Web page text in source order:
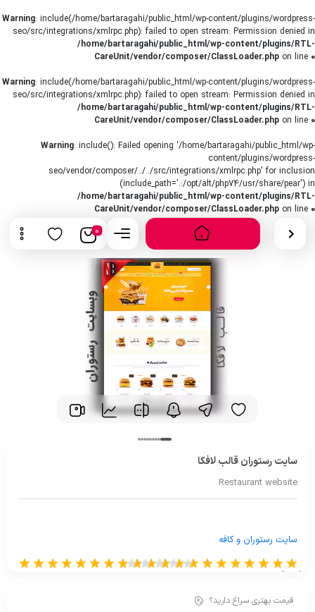
Warning: include(/home/bartaragahi/public_html/wp-content/plugins/wordpress-
seo/src/integrations/xmlrpc.php): failed to open stream: Permission denied in
/home/bartaragahi/public_html/wp-content/plugins/RTL-
CareUnit/vendor/composer/ClassLoader.php on line 0
Warning: include(/home/bartaragahi/public_html/wp-content/plugins/wordpress-
seo/src/integrations/xmlrpc.php): failed to open stream: Permission denied in
/home/bartaragahi/public_html/wp-content/plugins/RTL-
CareUnit/vendor/composer/ClassLoader.php on line 0
Warning: include(): Failed opening '/home/bartaragahi/public_html/wp-
content/plugins/wordpress-
seo/vendor/composer/../../src/integrations/xmlrpc.php' for inclusion
(include_path='.:/opt/alt/php74/usr/share/pear') in
/home/bartaragahi/public_html/wp-content/plugins/RTL-
CareUnit/vendor/composer/ClassLoader.php on line 0
0
سایت رستوران قالب لافکا
Restaurant website
سایت رستوران و کافه
از 0 رای
قیمت بهتری سراغ دارید؟